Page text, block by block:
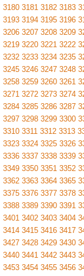
3180 3181 3182 3183
3193 3194 3195 3196
3206 3207 3208 3209
3219 3220 3221 3222
3232 3233 3234 3235
3245 3246 3247 3248
3258 3259 3260 3261
3271 3272 3273 3274
3284 3285 3286 3287
3297 3298 3299 3300
3310 3311 3312 3313
3323 3324 3325 3326
3336 3337 3338 3339
3349 3350 3351 3352
3362 3363 3364 3365
3375 3376 3377 3378
3388 3389 3390 3391
3401 3402 3403 3404
3414 3415 3416 3417
3427 3428 3429 3430
3440 3441 3442 3443
3453 3454 3455 3456